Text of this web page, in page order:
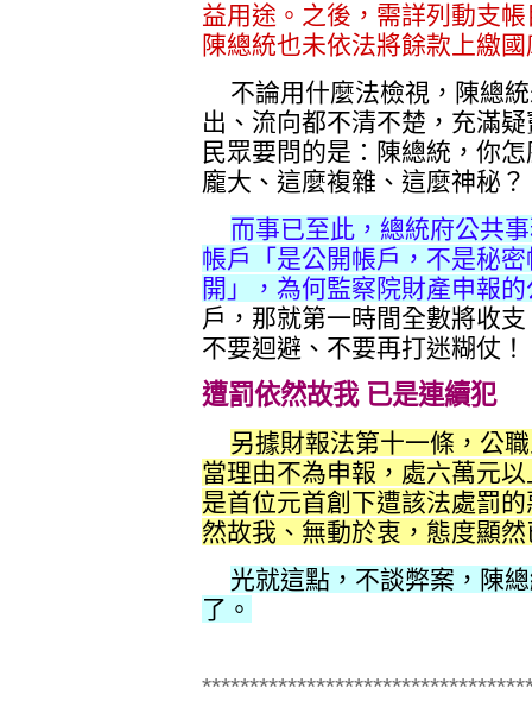
益用途。之後，需詳列動支
陳總統也未依法將餘款上繳
不論用什麼法檢視，陳總
出、流向都不清不楚，充滿
民眾要問的是：陳總統，你
龐大、這麼複雜、這麼神秘？
而事已至此，總統府公共
帳戶「是公開帳戶，不是秘
開」，為何監察院財產申報
戶，那就第一時間全數將收
不要迴避、不要再打迷糊仗！
遭罰依然故我 已是連續犯
另據財報法第十一條，公
當理由不為申報，處六萬元
是首位元首創下遭該法處罰
然故我、無動於衷，態度顯然
光就這點，不談弊案，陳
了。